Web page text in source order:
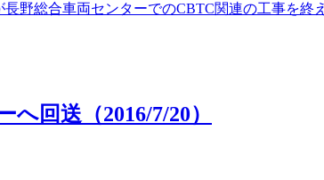
野総合車両センターでのCBTC関連の工事を終
回送（2016/7/20）